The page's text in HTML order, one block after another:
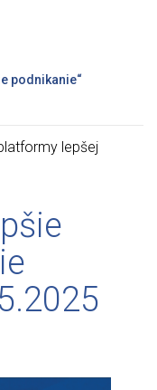
podnikanie“
lepšej